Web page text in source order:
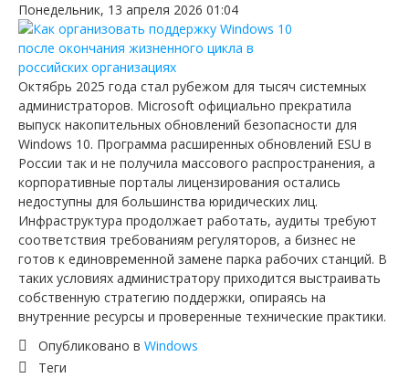
Понедельник, 13 апреля 2026 01:04
Октябрь 2025 года стал рубежом для тысяч системных
администраторов. Microsoft официально прекратила
выпуск накопительных обновлений безопасности для
Windows 10. Программа расширенных обновлений ESU в
России так и не получила массового распространения, а
корпоративные порталы лицензирования остались
недоступны для большинства юридических лиц.
Инфраструктура продолжает работать, аудиты требуют
соответствия требованиям регуляторов, а бизнес не
готов к единовременной замене парка рабочих станций. В
таких условиях администратору приходится выстраивать
собственную стратегию поддержки, опираясь на
внутренние ресурсы и проверенные технические практики.
Опубликовано в Windows
Теги